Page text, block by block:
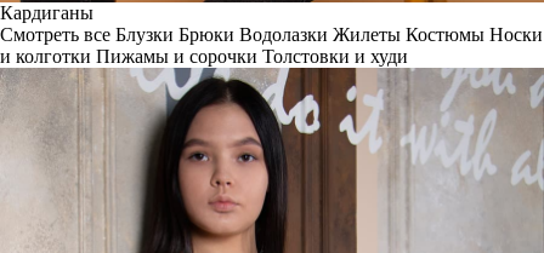
Кардиганы
Смотреть все Блузки Брюки Водолазки Жилеты Костюмы Носки
и колготки Пижамы и сорочки Толстовки и худи